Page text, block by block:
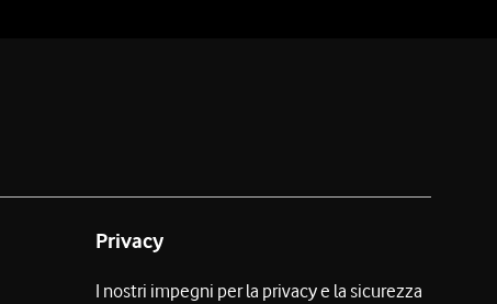
Privacy
I nostri impegni per la privacy e la sicurezza